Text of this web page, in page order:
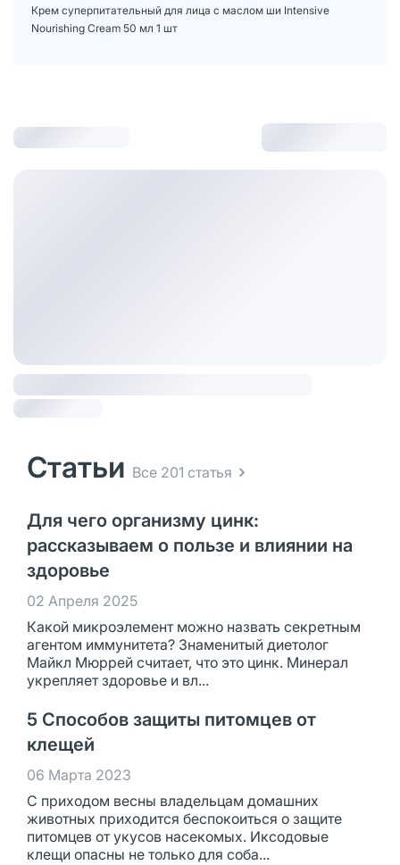
Крем суперпитательный для лица с маслом ши Intensive
Nourishing Cream 50 мл 1 шт
Статьи Все 201 статья
Для чего организму цинк:
рассказываем о пользе и влиянии на
здоровье
02 Апреля 2025
Какой микроэлемент можно назвать секретным
агентом иммунитета? Знаменитый диетолог
Майкл Мюррей считает, что это цинк. Минерал
укрепляет здоровье и вл...
5 Способов защиты питомцев от
клещей
06 Марта 2023
С приходом весны владельцам домашних
животных приходится беспокоиться о защите
питомцев от укусов насекомых. Иксодовые
клещи опасны не только для соба...